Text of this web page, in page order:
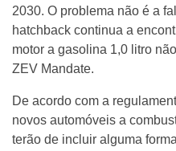
2030. O problema não é a
hatchback continua a
motor a gasolina 1,0 litro
ZEV Mandate.
De acordo com a
novos automóveis a
terão de incluir alguma